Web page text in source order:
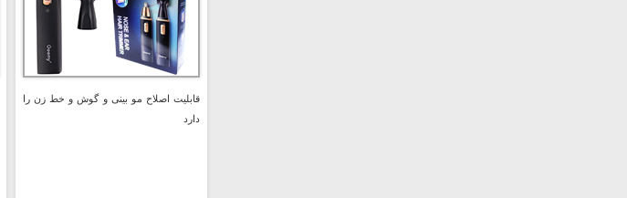
قابلیت اصلاح مو بینی و گوش و خط زن را
دارد